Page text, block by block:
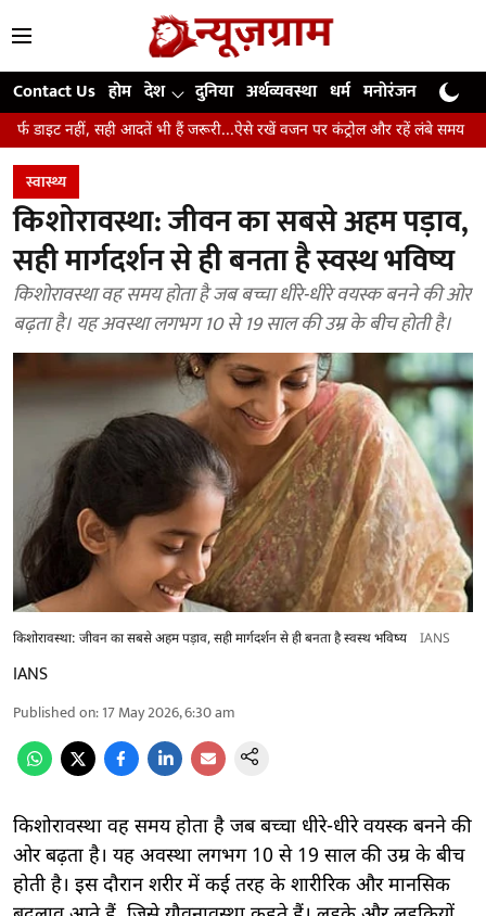
Contact Us होम देश दुनिया अर्थव्यवस्था धर्म मनोरंजन खेल
आदतें भी हैं जरूरी...ऐसे रखें वजन पर कंट्रोल और रहें लंबे समय तक स्वस्थ
स्वास्थ्य
किशोरावस्था: जीवन का सबसे अहम पड़ाव,
सही मार्गदर्शन से ही बनता है स्वस्थ भविष्य
किशोरावस्था वह समय होता है जब बच्चा धीरे-धीरे वयस्क बनने की ओर
बढ़ता है। यह अवस्था लगभग 10 से 19 साल की उम्र के बीच होती है।
किशोरावस्था: जीवन का सबसे अहम पड़ाव, सही मार्गदर्शन से ही बनता है स्वस्थ भविष्य IANS
IANS
Published on:17 May 2026, 6:30 am
किशोरावस्था वह समय होता है जब बच्चा धीरे-धीरे वयस्क बनने की
ओर बढ़ता है। यह अवस्था लगभग 10 से 19 साल की उम्र के बीच
होती है। इस दौरान शरीर में कई तरह के शारीरिक और मानसिक